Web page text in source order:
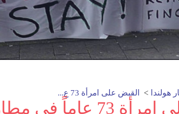
هولندا > القبض على امرأة 73 ع...
القبض على امرأة 73